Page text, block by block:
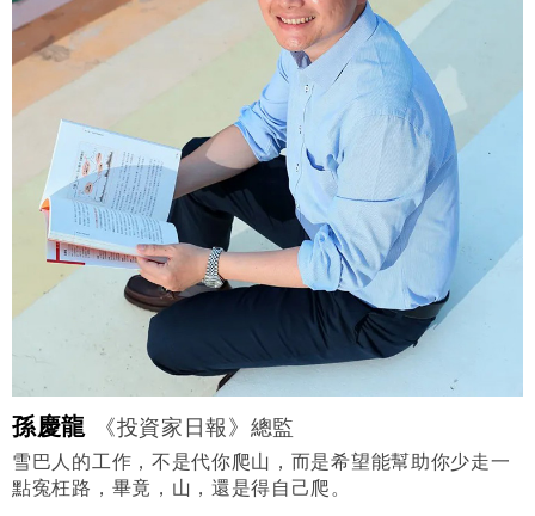
孫慶龍 《投資家日報》總監
雪巴人的工作，不是代你爬山，而是希望能幫助你少走一
點寃枉路，畢竟，山，還是得自己爬。